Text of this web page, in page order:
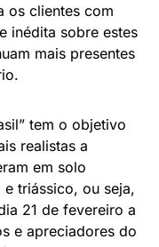
os clientes com
inédita sobre estes
mais presentes
tem o objetivo
realistas a
em solo
triássico, ou seja,
21 de fevereiro a
e apreciadores do